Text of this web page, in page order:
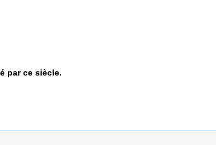
par ce siècle.